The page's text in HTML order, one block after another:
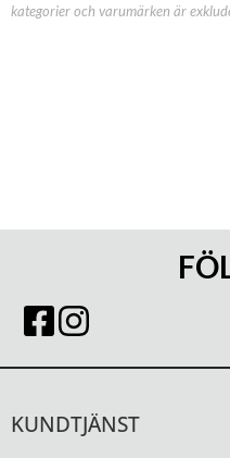
kategorier och varumärken är
KUNDTJÄNST